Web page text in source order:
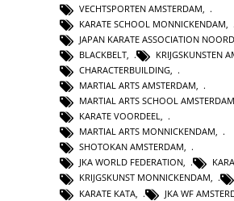
VECHTSPORTEN AMSTERDAM
KARATE SCHOOL MONNICKENDAM
JAPAN KARATE ASSOCIATION
BLACKBELT
KRIJGSKUNSTEN
CHARACTERBUILDING,
MARTIAL ARTS AMSTERDAM,
MARTIAL ARTS SCHOOL AMSTERDAM
KARATE VOORDEEL,
MARTIAL ARTS MONNICKENDAM,
SHOTOKAN AMSTERDAM,
JKA WORLD FEDERATION,
KRIJGSKUNST MONNICKENDAM,
KARATE KATA
JKA WF